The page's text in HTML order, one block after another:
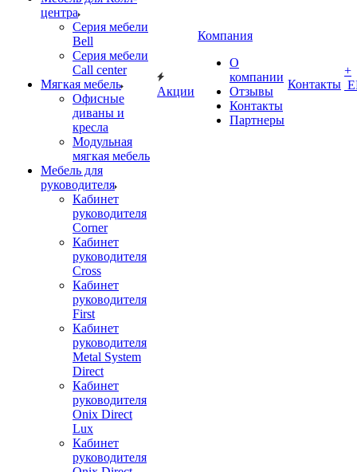
центра
Серия мебели
Bell
Серия мебели
Call center
Мягкая мебель
Офисные
диваны и
кресла
Модульная
мягкая мебель
Мебель для
руководителя
Кабинет
руководителя
Corner
Кабинет
руководителя
Cross
Кабинет
руководителя
First
Кабинет
руководителя
Metal System
Direct
Кабинет
руководителя
Onix Direct
Lux
Кабинет
руководителя
Акции
Компания
О
компании
Отзывы
Контакты
Партнеры
Контакты
+